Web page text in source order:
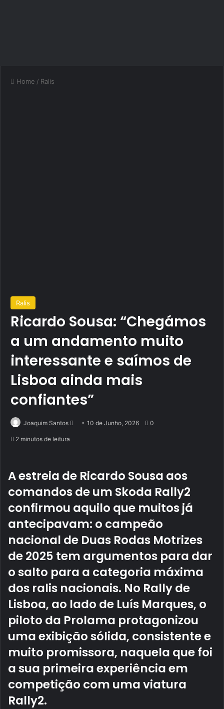
Home / Ralis
Ralis
Ricardo Sousa: “Chegámos
a um andamento muito
interessante e saímos de
Lisboa ainda mais
confiantes”
Joaquim Santos
Send10 de Junho, 2026 0
2 minutos de leitura
A estreia de Ricardo Sousa aos
comandos de um Skoda Rally2
confirmou aquilo que muitos já
antecipavam: o campeão
nacional de Duas Rodas Motrizes
de 2025 tem argumentos para dar
o salto para a categoria máxima
dos ralis nacionais. No Rally de
Lisboa, ao lado de Luís Marques, o
piloto da Prolama protagonizou
uma exibição sólida, consistente e
muito promissora, naquela que foi
a sua primeira experiência em
competição com uma viatura
Rally2.